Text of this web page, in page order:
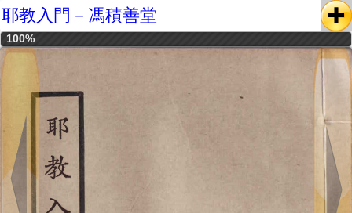
耶教入門－馮積善堂
100%